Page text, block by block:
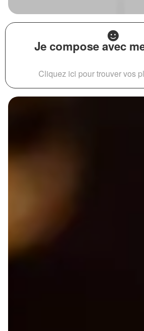
Je compose avec
Cliquez ici pour trouver vos